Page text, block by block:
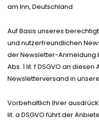
am Inn, Deutschland
Auf Basis unseres
und nutzerfreundlichen
der Newsletter-Anmeldung
Abs. 1 lit. f DSGVO an
Newsletterversand in
Vorbehaltlich Ihrer
lit. a DSGVO führt der